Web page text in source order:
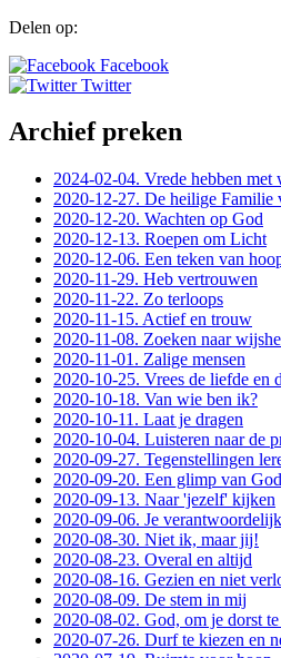
Delen op:
Facebook
Twitter
Archief preken
2024-02-04. Vrede hebben met
2020-12-27. De heilige Familie
2020-12-20. Wachten op God
2020-12-13. Roepen om Licht
2020-12-06. Een teken van
2020-11-29. Heb vertrouwen
2020-11-22. Zo terloops
2020-11-15. Actief en trouw
2020-11-08. Zoeken naar
2020-11-01. Zalige mensen
2020-10-25. Vrees de liefde en
2020-10-18. Van wie ben ik?
2020-10-11. Laat je dragen
2020-10-04. Luisteren naar de
2020-09-27. Tegenstellingen
2020-09-20. Een glimp van
2020-09-13. Naar 'jezelf' kijken
2020-09-06. Je
2020-08-30. Niet ik, maar jij!
2020-08-23. Overal en altijd
2020-08-16. Gezien en niet
2020-08-09. De stem in mij
2020-08-02. God, om je dorst te
2020-07-26. Durf te kiezen en